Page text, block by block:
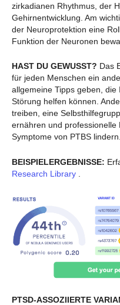
zirkadianen Rhythmus, der
Gehirnentwicklung. Am
der Neuroprotektion eine
Funktion der Neuronen
HAST DU GEWUSST? Das
für jeden Menschen ein
allgemeine Tipps geben,
Störung helfen können.
treiben, eine
ernähren und professionelle
Symptome von PTBS
BEISPIELERGEBNISSE:
Research Library
PTSD-ASSOZIIERTE